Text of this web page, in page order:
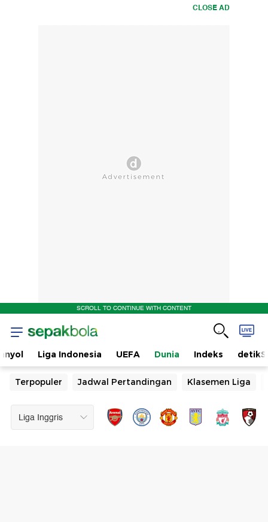
CLOSE AD
SCROLL TO CONTINUE WITH CONTENT
Liga Indonesia UEFA Dunia Indeks
Terpopuler Jadwal Pertandingan Klasemen Liga